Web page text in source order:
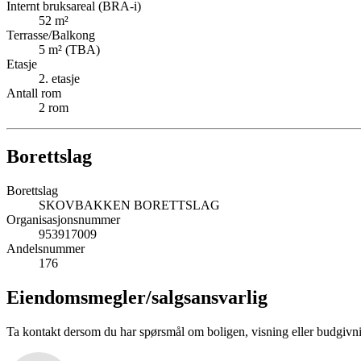
Internt bruksareal (BRA-i)
52 m²
Terrasse/Balkong
5 m² (TBA)
Etasje
2. etasje
Antall rom
2 rom
Borettslag
Borettslag
SKOVBAKKEN BORETTSLAG
Organisasjonsnummer
953917009
Andelsnummer
176
Eiendomsmegler/salgsansvarlig
Ta kontakt dersom du har spørsmål om boligen, visning eller